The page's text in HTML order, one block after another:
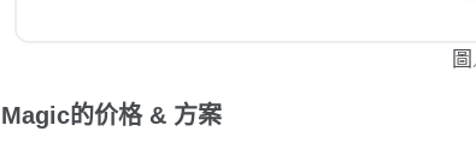
的价格 & 方案